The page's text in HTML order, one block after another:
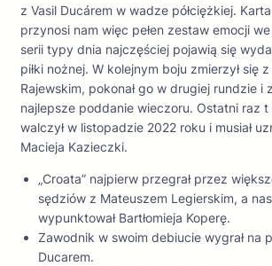
z Vasil Ducárem w wadze półciężkiej.
przynosi nam więc pełen zestaw emocji
serii typy dnia najczęściej pojawią się
piłki nożnej. W kolejnym boju zmierzył się
Rajewskim, pokonał go w drugiej rundzie i
najlepsze poddanie wieczoru. Ostatni raz t
walczył w listopadzie 2022 roku i musiał
Macieja Kazieczki.
„Croata” najpierw przegrał przez
sędziów z Mateuszem Legierskim, a
wypunktował Bartłomieja Koperę.
Zawodnik w swoim debiucie wygrał na
Ducarem.